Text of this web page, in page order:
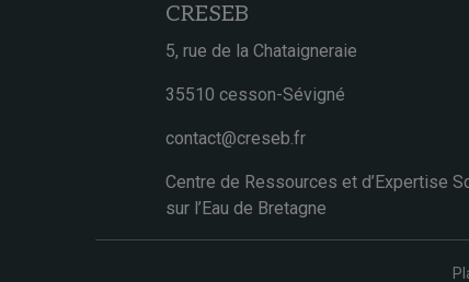
CRESEB
5, rue de la Chataigneraie
35510 cesson-Sévigné
contact@creseb.fr
Centre de Ressources et d’Expertise
sur l’Eau de Bretagne